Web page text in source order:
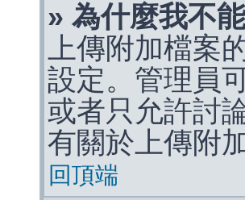
» 為什麼我不
上傳附加檔案
設定。管理員
或者只允許討
有關於上傳附
回頂端